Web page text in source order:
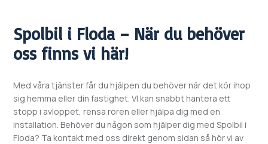
Spolbil i Floda – När du behöver
oss finns vi här!
Med våra tjänster får du hjälpen du behöver när det kör ihop
sig hemma eller din fastighet. VI kan snabbt hantera ett
stopp i avloppet, rensa rören eller hjälpa dig med en
installation. Behöver du någon som hjälper dig medSpolbil i
Floda? Ta kontakt med oss direkt genom sidan så hör vi av